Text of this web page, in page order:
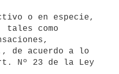
o en especie,
tales como
de acuerdo a lo
Nº 23 de la Ley